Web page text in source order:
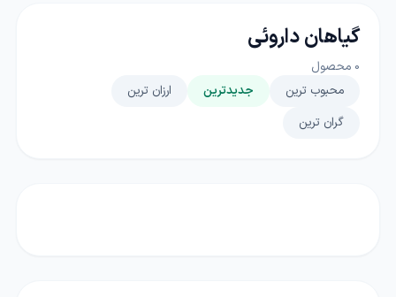
گیاهان داروئی
0 محصول
محبوب ترین
جدیدترین
ارزان ترین
گران ترین